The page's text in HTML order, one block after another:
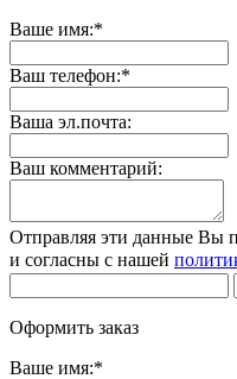
Ваше имя:*
Ваш телефон:*
Ваша эл.почта:
Ваш комментарий:
Отправляя эти данные Вы
и согласны с нашей
Оформить заказ
Ваше имя:*